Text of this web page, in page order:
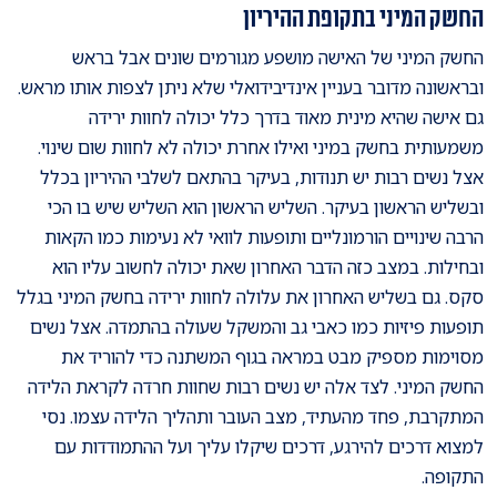
החשק המיני בתקופת ההיריון
החשק המיני של האישה מושפע מגורמים שונים אבל בראש
ובראשונה מדובר בעניין אינדיבידואלי שלא ניתן לצפות אותו מראש.
גם אישה שהיא מינית מאוד בדרך כלל יכולה לחוות ירידה
משמעותית בחשק במיני ואילו אחרת יכולה לא לחוות שום שינוי.
אצל נשים רבות יש תנודות, בעיקר בהתאם לשלבי ההיריון בכלל
ובשליש הראשון בעיקר. השליש הראשון הוא השליש שיש בו הכי
הרבה שינויים הורמונליים ותופעות לוואי לא נעימות כמו הקאות
ובחילות. במצב כזה הדבר האחרון שאת יכולה לחשוב עליו הוא
סקס. גם בשליש האחרון את עלולה לחוות ירידה בחשק המיני בגלל
תופעות פיזיות כמו כאבי גב והמשקל שעולה בהתמדה. אצל נשים
מסוימות מספיק מבט במראה בגוף המשתנה כדי להוריד את
החשק המיני. לצד אלה יש נשים רבות שחוות חרדה לקראת הלידה
המתקרבת, פחד מהעתיד, מצב העובר ותהליך הלידה עצמו. נסי
למצוא דרכים להירגע, דרכים שיקלו עליך ועל ההתמודדות עם
התקופה.